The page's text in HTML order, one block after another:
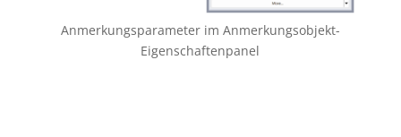
Anmerkungsparameter im Anmerkungsobjekt-
Eigenschaftenpanel